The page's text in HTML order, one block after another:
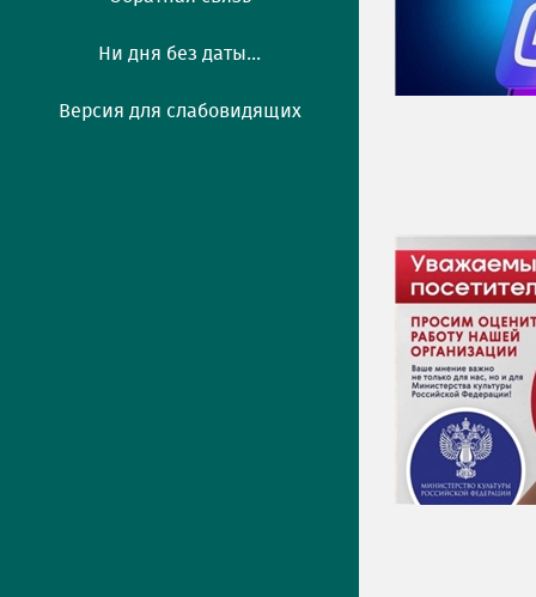
Ни дня без даты...
Версия для слабовидящих